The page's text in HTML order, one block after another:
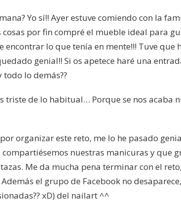
Yo sí!! Ayer estuve comiendo con la
por fin compré el mueble ideal para
lo que tenía en mente!!! Tuve que
genial!! Si os apetece haré una
lo demás??
triste de lo habitual… Porque se nos acaba
por organizar este reto, me lo he pasado
nuestras manicuras y que
Me da mucha pena terminar con el
Además el grupo de Facebook no
xD) del nailart ^^